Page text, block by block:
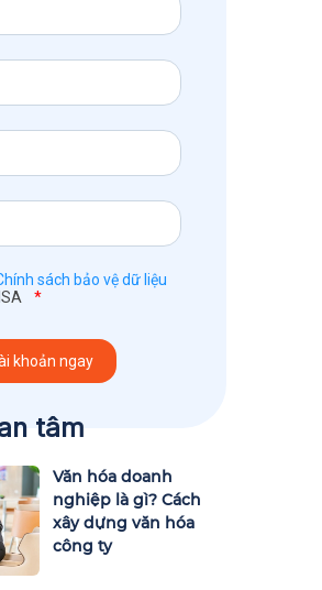
sách bảo vệ dữ liệu
*
tâm
Văn hóa doanh
nghiệp là gì? Cách
xây dựng văn hóa
công ty